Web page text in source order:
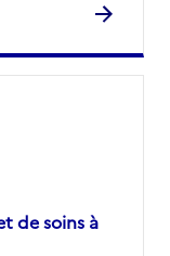
de soins à